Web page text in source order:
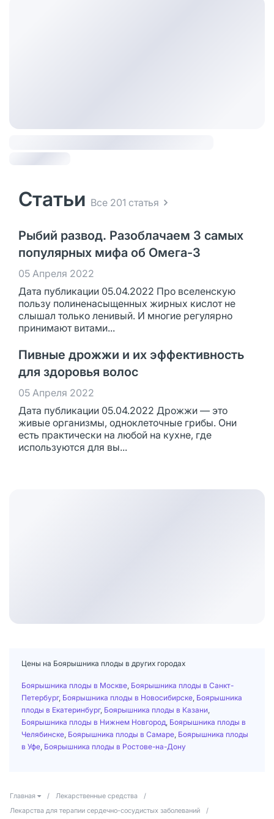
Статьи Все 201 статья
Рыбий развод. Разоблачаем 3 самых
популярных мифа об Омега-3
05 Апреля 2022
Дата публикации 05.04.2022 Про вселенскую
пользу полиненасыщенных жирных кислот не
слышал только ленивый. И многие регулярно
принимают витами...
Пивные дрожжи и их эффективность
для здоровья волос
05 Апреля 2022
Дата публикации 05.04.2022 Дрожжи — это
живые организмы, одноклеточные грибы. Они
есть практически на любой на кухне, где
используются для вы...
Цены на Боярышника плоды в других городах
Боярышника плоды в Москве Боярышника плоды в Санкт-
Петербург, Боярышника плоды в Новосибирске Боярышника
плоды в Екатеринбург, Боярышника плоды в Казани
Боярышника плоды в Нижнем Новгород Боярышника плоды в
Челябинске Боярышника плоды в Самаре Боярышника плоды
в Уфе Боярышника плоды в Ростове-на-Дону
Главная / Лекарственные средства
/
Лекарства для терапии сердечно-сосудистых заболеваний
/